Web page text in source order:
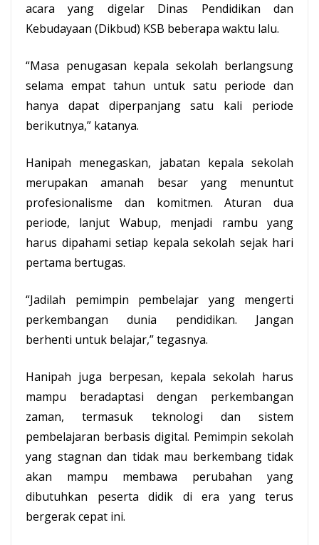
acara yang digelar Dinas Pendidikan dan
Kebudayaan (Dikbud) KSB beberapa waktu lalu.
“Masa penugasan kepala sekolah berlangsung
selama empat tahun untuk satu periode dan
hanya dapat diperpanjang satu kali periode
berikutnya,” katanya.
Hanipah menegaskan, jabatan kepala sekolah
merupakan amanah besar yang menuntut
profesionalisme dan komitmen. Aturan dua
periode, lanjut Wabup, menjadi rambu yang
harus dipahami setiap kepala sekolah sejak hari
pertama bertugas.
“Jadilah pemimpin pembelajar yang mengerti
perkembangan dunia pendidikan. Jangan
berhenti untuk belajar,” tegasnya.
Hanipah juga berpesan, kepala sekolah harus
mampu beradaptasi dengan perkembangan
zaman, termasuk teknologi dan sistem
pembelajaran berbasis digital. Pemimpin sekolah
yang stagnan dan tidak mau berkembang tidak
akan mampu membawa perubahan yang
dibutuhkan peserta didik di era yang terus
bergerak cepat ini.